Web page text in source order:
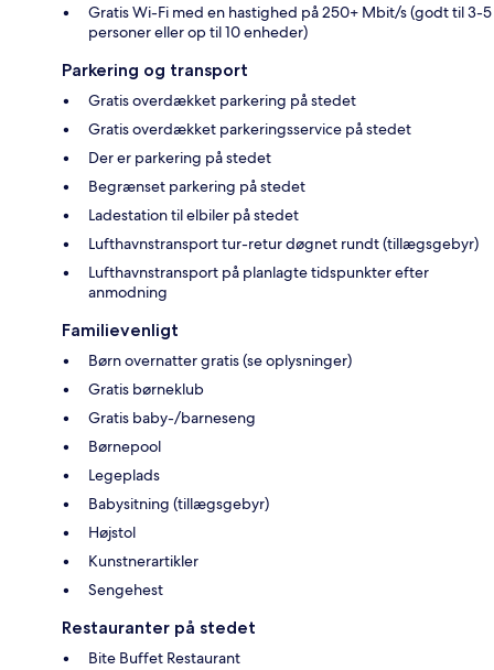
Gratis Wi-Fi med en hastighed på 250+ Mbit/s (godt til 3-5
personer eller op til 10 enheder)
Parkering og transport
Gratis overdækket parkering på stedet
Gratis overdækket parkeringsservice på stedet
Der er parkering på stedet
Begrænset parkering på stedet
Ladestation til elbiler på stedet
Lufthavnstransport tur-retur døgnet rundt (tillægsgebyr)
Lufthavnstransport på planlagte tidspunkter efter
anmodning
Familievenligt
Børn overnatter gratis (se oplysninger)
Gratis børneklub
Gratis baby-/barneseng
Børnepool
Legeplads
Babysitning (tillægsgebyr)
Højstol
Kunstnerartikler
Sengehest
Restauranter på stedet
Bite Buffet Restaurant